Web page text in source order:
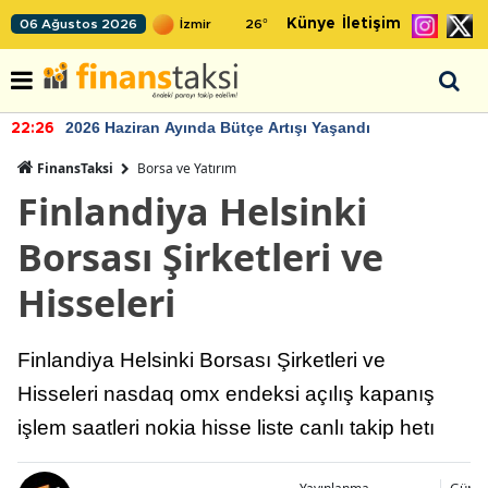
06 Ağustos 2026 26° Künye İletişim
22:26 2026 Haziran Ayında Bütçe Artışı Yaşandı
FinansTaksi Borsa ve Yatırım
Finlandiya Helsinki
Borsası Şirketleri ve
Hisseleri
Finlandiya Helsinki Borsası Şirketleri ve
Hisseleri nasdaq omx endeksi açılış kapanış
işlem saatleri nokia hisse liste canlı takip hetı